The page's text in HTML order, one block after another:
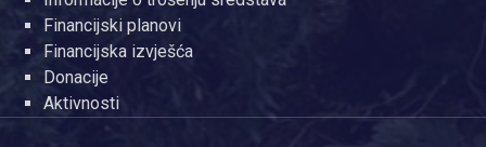
Financijski planovi
Financijska izvješća
Donacije
Aktivnosti